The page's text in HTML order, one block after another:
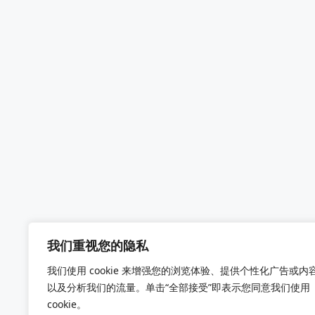
我们重视您的隐私
我们使用 cookie 来增强您的浏览体验、提供个性化广告或内
以及分析我们的流量。单击“全部接受”即表示您同意我们使用
cookie。